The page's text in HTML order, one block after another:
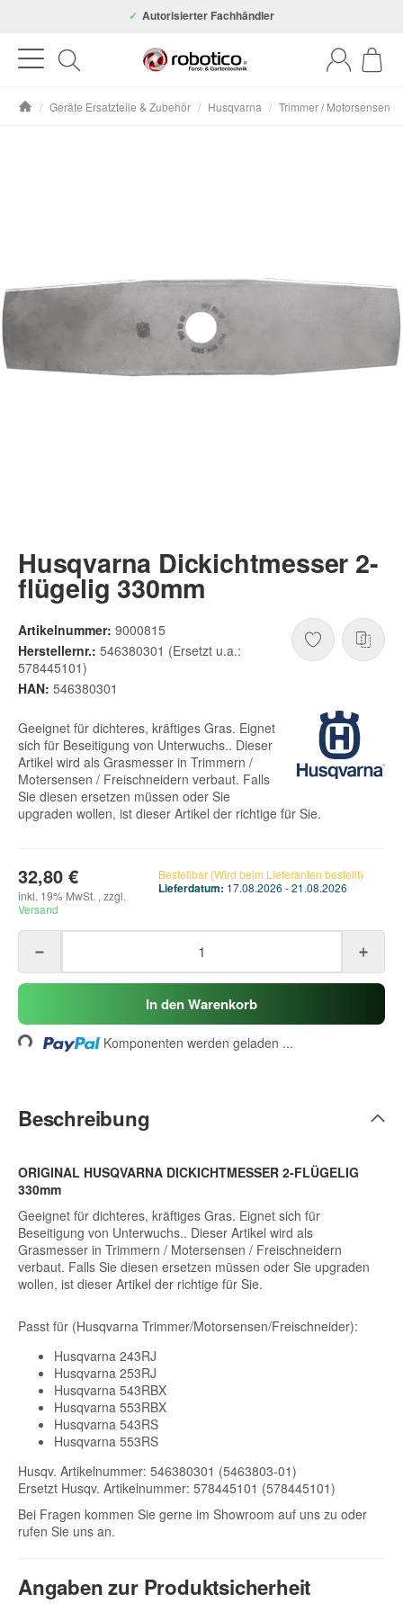
Autorisierter Fachhändler
/ Geräte Ersatzteile & Zubehör / Husqvarna / Trimmer / Motorsensen
Husqvarna Dickichtmesser 2-
flügelig 330mm
Artikelnummer: 9000815
Herstellernr.: 546380301 (Ersetzt u.a.:
578445101)
HAN: 546380301
Geeignet für dichteres, kräftiges Gras. Eignet
sich für Beseitigung von Unterwuchs.. Dieser
Artikel wird als Grasmesser in Trimmern /
Motersensen / Freischneidern verbaut. Falls
Sie diesen ersetzen müssen oder Sie
upgraden wollen, ist dieser Artikel der richtige für Sie.
32,80 €
inkl. 19% MwSt. , zzgl.
Versand
Bestellbar (Wird beim Lieferanten bestellt)
Lieferdatum: 17.08.2026 - 21.08.2026
In den Warenkorb
Loading... Komponenten werden geladen ...
Beschreibung
ORIGINAL HUSQVARNA DICKICHTMESSER 2-FLÜGELIG
330mm
Geeignet für dichteres, kräftiges Gras. Eignet sich für
Beseitigung von Unterwuchs.. Dieser Artikel wird als
Grasmesser in Trimmern / Motersensen / Freischneidern
verbaut. Falls Sie diesen ersetzen müssen oder Sie upgraden
wollen, ist dieser Artikel der richtige für Sie.
Passt für (Husqvarna Trimmer/Motorsensen/Freischneider):
Husqvarna 243RJ
Husqvarna 253RJ
Husqvarna 543RBX
Husqvarna 553RBX
Husqvarna 543RS
Husqvarna 553RS
Husqv. Artikelnummer: 546380301 (5463803-01)
Ersetzt Husqv. Artikelnummer: 578445101 (578445101)
Bei Fragen kommen Sie gerne im Showroom auf uns zu oder
rufen Sie uns an.
Angaben zur Produktsicherheit